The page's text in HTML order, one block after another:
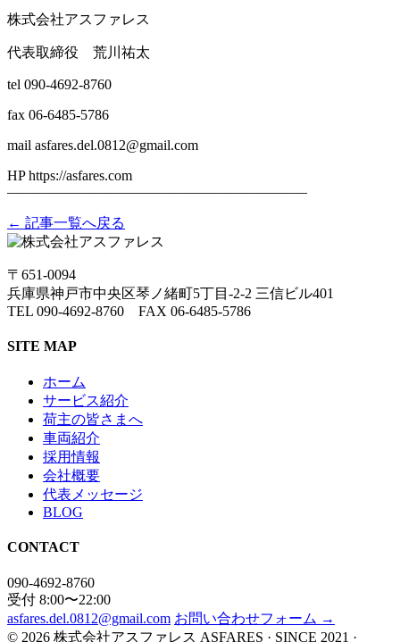
株式会社アスファレス
代表取締役 荒川祐太
tel 090-4692-8760
fax 06-6485-5786
mail asfares.del.0812@gmail.com
HP https://asfares.com
——————————–——————————–
← 記事一覧へ戻る
〒651-0094
兵庫県神戸市中央区琴ノ緒町5丁目-2-2 三信ビル401
TEL 090-4692-8760 FAX 06-6485-5786
SITE MAP
ホーム
サービス紹介
荷主の皆さまへ
車両紹介
採用情報
会社概要
代表メッセージ
BLOG
CONTACT
090-4692-8760
受付 8:00〜22:00
asfares.del.0812@gmail.com お問い合わせフォーム →
© 2026 株式会社アスファレス ASFARES · SINCE 2021 ·